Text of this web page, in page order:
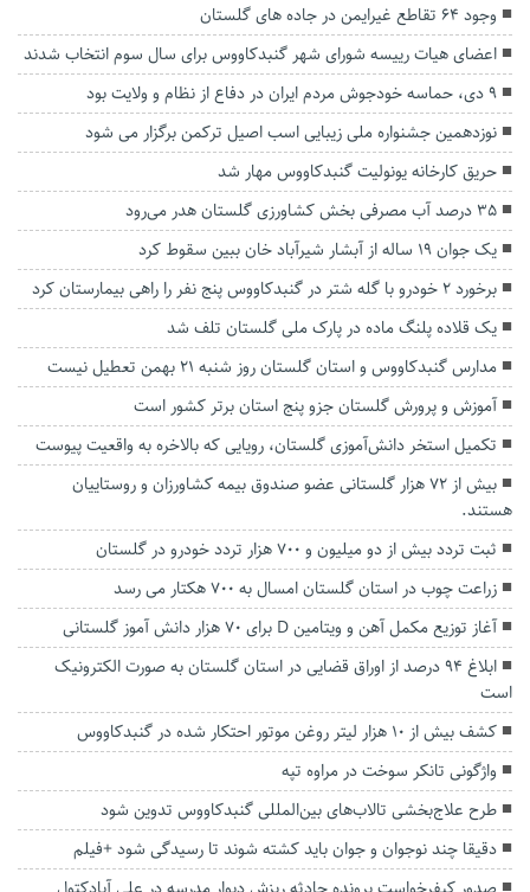
وجود ۶۴ تقاطع غیرایمن در جاده های گلستان
اعضای هیات رییسه شورای شهر گنبدکاووس برای سال سوم انتخاب شدند
۹ دی، حماسه خودجوش مردم ایران در دفاع از نظام و ولایت بود
نوزدهمین جشنواره ملی زیبایی اسب اصیل ترکمن برگزار می شود
حریق کارخانه یونولیت گنبدکاووس مهار شد
۳۵ درصد آب مصرفی بخش کشاورزی گلستان هدر می‌رود
یک جوان ۱۹ ساله از آبشار شیرآباد خان ببین سقوط کرد
برخورد ۲ خودرو با گله شتر در گنبدکاووس پنج نفر را راهی بیمارستان کرد
یک قلاده پلنگ ماده در پارک ملی گلستان تلف شد
مدارس گنبدکاووس و استان گلستان روز شنبه ۲۱ بهمن تعطیل نیست
آموزش و پرورش گلستان جزو پنج استان برتر کشور است
تکمیل استخر دانش‌آموزی گلستان، رویایی که بالاخره به واقعیت پیوست
بیش از ۷۲ هزار گلستانی عضو صندوق بیمه کشاورزان و روستاییان
هستند.
ثبت تردد بیش از دو میلیون و ۷۰۰ هزار تردد خودرو در گلستان
زراعت چوب در استان گلستان امسال به ۷۰۰ هکتار می رسد
آغاز توزیع مکمل آهن و ویتامین D برای ۷۰ هزار دانش آموز گلستانی
ابلاغ ۹۴ درصد از اوراق قضایی در استان گلستان به صورت الکترونیک
است
کشف بیش از ۱۰ هزار لیتر روغن موتور احتکار شده در گنبدکاووس
واژگونی تانکر سوخت در مراوه تپه
طرح علاج‌بخشی تالاب‌های بین‌المللی گنبدکاووس تدوین شود
دقیقا چند نوجوان و جوان باید کشته شوند تا رسیدگی شود +فیلم